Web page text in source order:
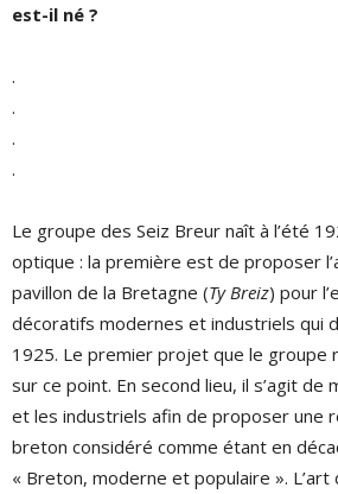
est-il né ?
.
.
.
.
Le groupe des Seiz Breur naît à l’été
optique : la première est de proposer
pavillon de la Bretagne (Ty Breiz) pour
décoratifs modernes et industriels qui
1925. Le premier projet que le groupe
sur ce point. En second lieu, il s’agit de
et les industriels afin de proposer une
breton considéré comme étant en
« Breton, moderne et populaire ».